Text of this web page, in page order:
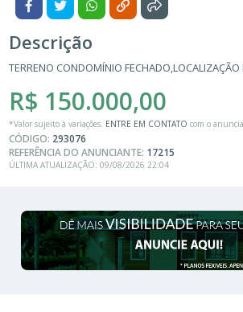
Descrição
TERRENO CONDOMÍNIO FECHADO,LOCALIZAÇÃO
R$ 150.000,00
*Valor sujeito à variações. ENTRE EM CONTATO com o
CÓDIGO: 293076
REFERÊNCIA DO ANUNCIANTE: 17215
ÚLTIMA ATUALIZAÇÃO: 09/08/2026 22:04